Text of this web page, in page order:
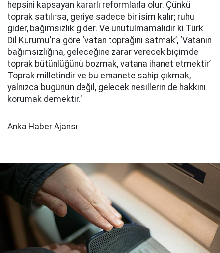
hepsini kapsayan kararlı reformlarla olur. Çünkü
toprak satılırsa, geriye sadece bir isim kalır; ruhu
gider, bağımsızlık gider. Ve unutulmamalıdır ki Türk
Dil Kurumu'na göre ‘vatan toprağını satmak’, ‘Vatanın
bağımsızlığına, geleceğine zarar verecek biçimde
toprak bütünlüğünü bozmak, vatana ihanet etmektir’
Toprak milletindir ve bu emanete sahip çıkmak,
yalnızca bugünün değil, gelecek nesillerin de hakkını
korumak demektir."
Anka Haber Ajansı